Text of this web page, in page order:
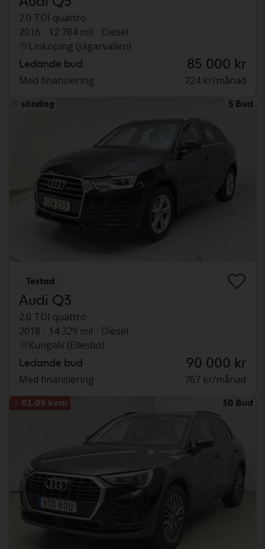
2.0 TDI quattro
2016
12 784 mil
Diesel
Linköping (Jägarvallen)
Ledande bud 85 000 kr
Med finansiering 724 kr/månad
söndag 5 Bud
Testad
Audi Q3
2.0 TDI quattro
2018
14 329 mil
Diesel
Kungälv (Ellesbo)
Ledande bud 90 000 kr
Med finansiering 767 kr/månad
01:05 kvar 30 Bud